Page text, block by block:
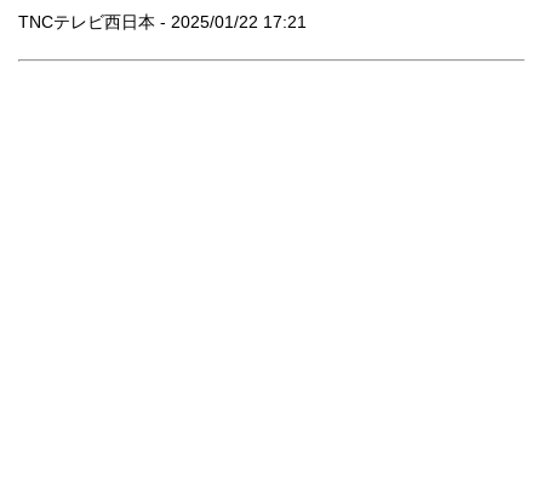
TNCテレビ西日本 - 2025/01/22 17:21